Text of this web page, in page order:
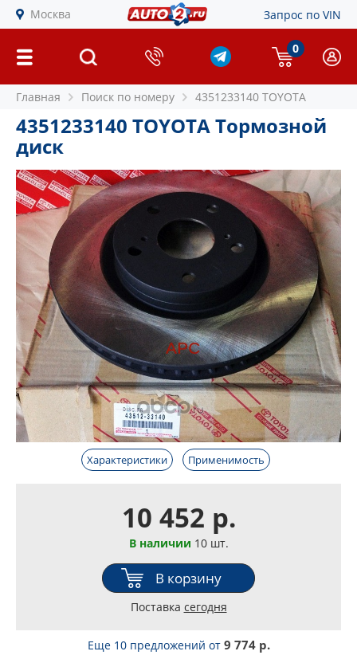
Москва Запрос по VIN
0
Главная Поиск по номеру 4351233140 TOYOTA
4351233140 TOYOTA Тормозной
диск
Характеристики Применимость
10 452 р.
В наличии 10 шт.
В корзину
Поставка сегодня
Еще 10 предложений от 9 774 р.